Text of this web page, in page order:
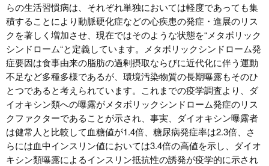
らの生活習慣病は、それぞれ単独においては軽度であっても集
積することにより動脈硬化症などの心疾患の発症・進展のリス
クを著しく増加させ、現在ではそのような状態を“メタボリック
シンドローム“と定義しています。メタボリックシンドローム発
症要因は食事由来の脂肪の過剰摂取ならびに近代化に伴う運動
不足など多種多様であるが、環境汚染物質の長期曝露もそのひ
とつであると考えられています。これまでの疫学調査より、ダ
イオキシン類への曝露がメタボリックシンドローム発症のリス
クファクターであることが示され、事実、ダイオキシン曝露者
は健常人と比較して血糖値が1.4倍、糖尿病発症率は2.3倍、さ
らには血中インスリン値においては3.4倍の高値を示し、ダイオ
キシン類曝露によるインスリン抵抗性の誘発が疫学的に示され